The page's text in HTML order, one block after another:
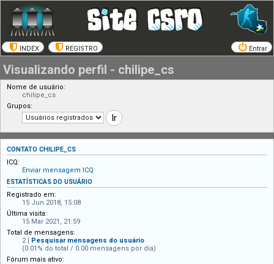
INDEX REGISTRO Entrar
Visualizando perfil - chilipe_cs
Nome de usuário:
chilipe_cs
Grupos:
CONTATO CHILIPE_CS
ICQ:
Enviar mensagem ICQ
ESTATÍSTICAS DO USUÁRIO
Registrado em:
15 Jun 2018, 15:08
Última visita:
15 Mar 2021, 21:59
Total de mensagens:
2 | Pesquisar mensagens do usuário
(0.01% do total / 0.00 mensagens por dia)
Fórum mais ativo: